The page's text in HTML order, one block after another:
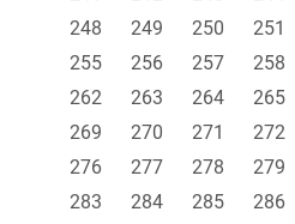
248
249 250 251
255
256 257 258
262
263 264 265
269
270 271 272
276
277 278 279
283
284 285 286